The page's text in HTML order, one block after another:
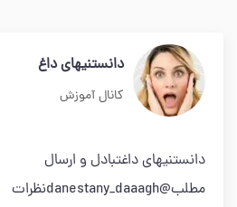
دانستنیهای داغ
کانال آموزش
دانستنیهای داغتبادل و ارسال
مطلب@danestany_daaaghنظرات